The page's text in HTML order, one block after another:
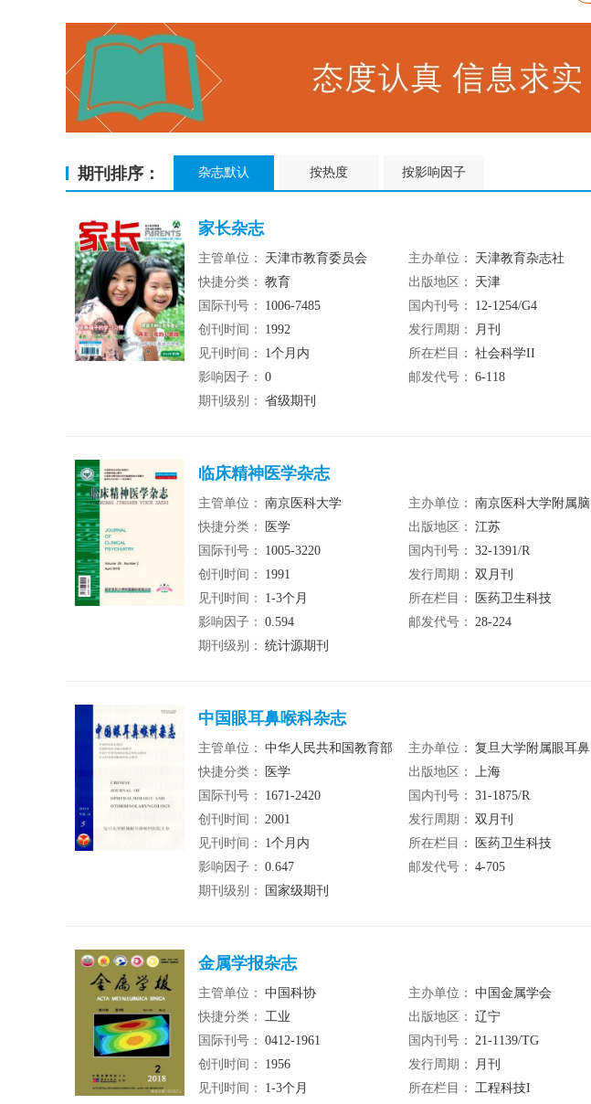
期刊排序： 杂志默认 按热度 按影响因子
家长杂志
主管单位： 天津市教育委员会 主办单位：
天津教育杂志社
快捷分类： 教育 出版地区：
天津
国际刊号：
1006-7485 国内刊号：
12-1254/G4
创刊时间：
1992 发行周期：
月刊
见刊时间：
1个月内 所在栏目： 社会科学II
影响因子： 0 邮发代号： 6-118
期刊级别： 省级期刊
临床精神医学杂志
主管单位： 南京医科大学 主办单位： 南京医科大学附属脑科医院
快捷分类：
医学 出版地区： 江苏
国际刊号：
1005-3220 国内刊号： 32-1391/R
创刊时间：
1991 发行周期： 双月刊
见刊时间：
1-3个月 所在栏目：
医药卫生科技
影响因子： 0.594 邮发代号： 28-224
期刊级别： 统计源期刊
中国眼耳鼻喉科杂志
主管单位： 中华人民共和国教育部 主办单位： 复旦大学附属眼耳鼻喉科医院
快捷分类：
医学 出版地区： 上海
国际刊号：
1671-2420 国内刊号： 31-1875/R
创刊时间： 2001 发行周期： 双月刊
见刊时间：
1个月内 所在栏目：
医药卫生科技
影响因子： 0.647 邮发代号： 4-705
期刊级别：
国家级期刊
金属学报杂志
主管单位： 中国科协 主办单位： 中国金属学会
快捷分类： 工业 出版地区： 辽宁
国际刊号： 0412-1961 国内刊号： 21-1139/TG
创刊时间：
1956 发行周期：
月刊
见刊时间：
1-3个月 所在栏目： 工程科技I